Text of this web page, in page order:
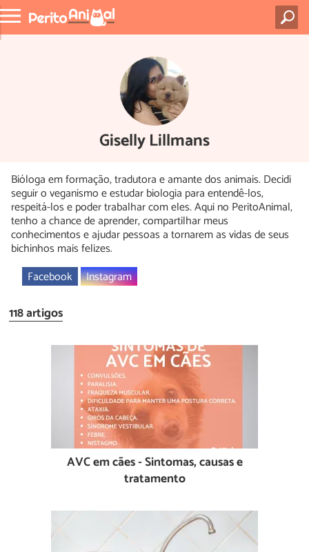
Giselly Lillmans
Bióloga em formação, tradutora e amante dos animais. Decidi
seguir o veganismo e estudar biologia para entendê-los,
respeitá-los e poder trabalhar com eles. Aqui no PeritoAnimal,
tenho a chance de aprender, compartilhar meus
conhecimentos e ajudar pessoas a tornarem as vidas de seus
bichinhos mais felizes.
Facebook
Instagram
118 artigos
AVC em cães - Sintomas, causas e
tratamento